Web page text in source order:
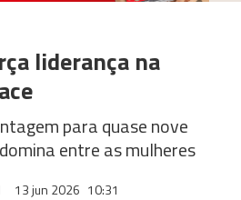
liderança na
para quase nove
entre as mulheres
13 jun 2026 10:31